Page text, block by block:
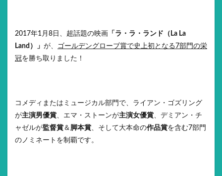
2017年1月8日、超話題の映画 「ラ・ラ・ランド（La La
Land）」 が、 ゴールデングローブ賞で史上初となる7部門の栄
冠を勝ち取りました！
コメディまたはミュージカル部門で、ライアン・ゴズリング
が主演男優賞、エマ・ストーンが主演女優賞、デミアン・チ
ャゼルが監督賞 ＆ 脚本賞、そして大本命の作品賞を含む7部門
のノミネートを制覇です。